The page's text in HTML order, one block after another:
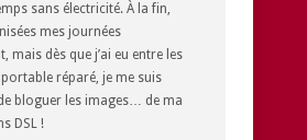
sans électricité. À la fin,
mes journées
mais dès que j’ai eu entre les
réparé, je me suis
bloguer les images… de ma
DSL !